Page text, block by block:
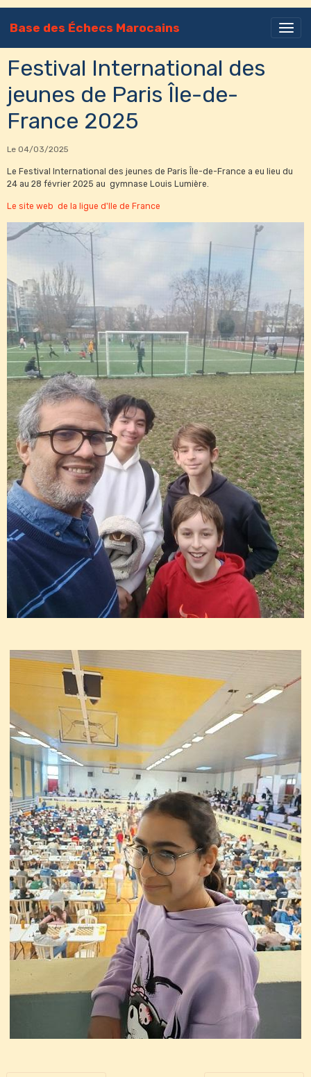
Base des Échecs Marocains
Festival International des
jeunes de Paris Île-de-
France 2025
Le 04/03/2025
Le Festival International des jeunes de Paris Île-de-France a eu lieu du
24 au 28 février 2025 au gymnase Louis Lumière.
Le site web de la ligue d'Ile de France